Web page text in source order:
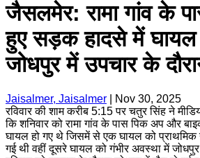
जैसलमेर: रामा गांव के
हुए सड़क हादसे में
जोधपुर में उपचार के
Jaisalmer, Jaisalmer
Nov 30, 2025
रविवार की शाम करीब 5:15 पर चतुर सिंह ने
कि शनिवार को रामा गांव के पास पिक अप और
घायल हो गए थे जिसमें से एक घायल को प्राथमिक
गई थी वहीं दूसरे घायल को गंभीर अवस्था में